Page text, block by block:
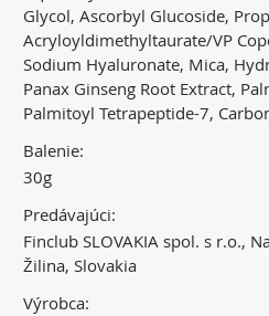
Glycol, Ascorbyl Glucoside,
Acryloyldimethyltaurate/VP
Sodium Hyaluronate, Mica,
Panax Ginseng Root Extract,
Palmitoyl Tetrapeptide-7,
Balenie:
30g
Predávajúci:
Finclub SLOVAKIA spol. s r.o.,
Žilina, Slovakia
Výrobca: